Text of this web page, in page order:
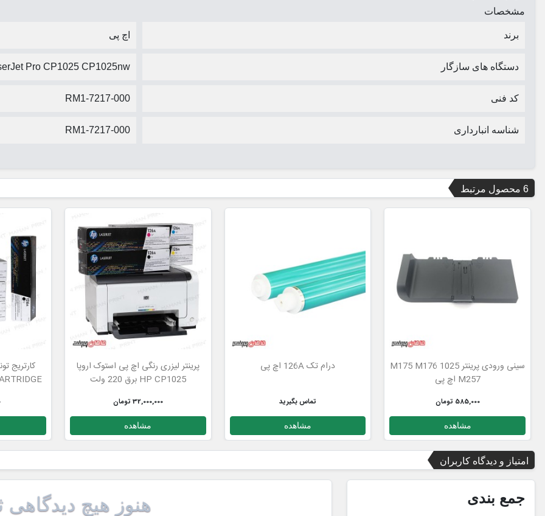
مشخصات
برند اچ پی
دستگاه های سازگار Pro CP1025 CP1025nw
کد فنی RM1-7217-000
شناسه انبارداری RM1-7217-000
6 محصول مرتبط
سینی ورودی پرینتر 1025 M175 M176
M257 اچ پی
585,000 تومان
مشاهده
درام تک 126A اچ پی
تماس بگیرید
مشاهده
پرینتر لیزری رنگی اچ پی استوک اروپا
HP CP1025 برق 220 ولت
32,000,000 تومان
مشاهده
امتیاز و دیدگاه کاربران
جمع بندی هنوز هیچ